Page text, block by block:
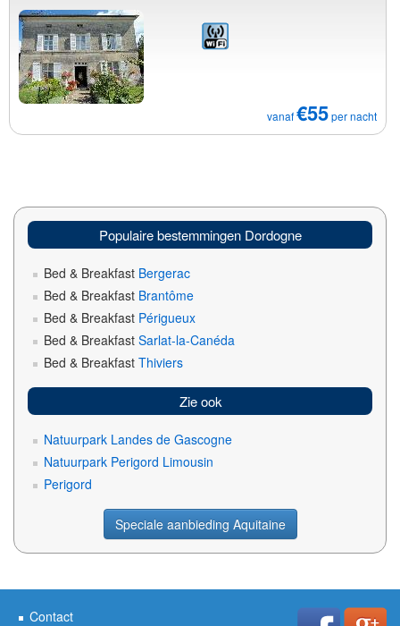
vanaf€55per nacht
Populaire bestemmingen Dordogne
Bed & Breakfast Bergerac
Bed & Breakfast Brantôme
Bed & Breakfast Périgueux
Bed & Breakfast Sarlat-la-Canéda
Bed & Breakfast Thiviers
Zie ook
Natuurpark Landes de Gascogne
Natuurpark Perigord Limousin
Perigord
Speciale aanbieding Aquitaine
Contact